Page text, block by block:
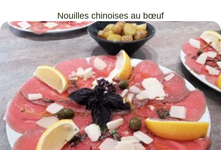
Nouilles chinoises au bœuf